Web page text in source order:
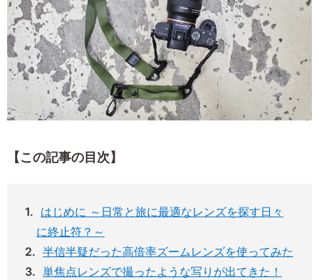
【この記事の目次】
はじめに ～日常と旅に最適なレンズを探す日々
に終止符？～
半信半疑だった高倍率ズームレンズを使ってみた
単焦点レンズで撮ったような写りが出てきた！